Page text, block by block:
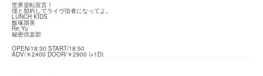
世界逆転宣言！
僕と契約してライヴ信者になってよ。
LUNCH KIDS
飯塚朋美
Re:Yu
秘密倶楽部
OPEN/18:30 START/18:50
ADV/￥2400 DOOR/￥2900 (+1D)